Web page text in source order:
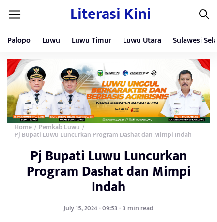
Literasi Kini
Palopo Luwu Luwu Timur Luwu Utara Sulawesi
Home / Pemkab Luwu /
Pj Bupati Luwu Luncurkan Program Dashat dan Mimpi Indah
Pj Bupati Luwu Luncurkan
Program Dashat dan Mimpi
Indah
July 15, 2024 - 09:53 - 3 min read